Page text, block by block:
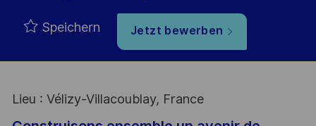
Speichern Jetzt bewerben
Lieu : Vélizy-Villacoublay, France